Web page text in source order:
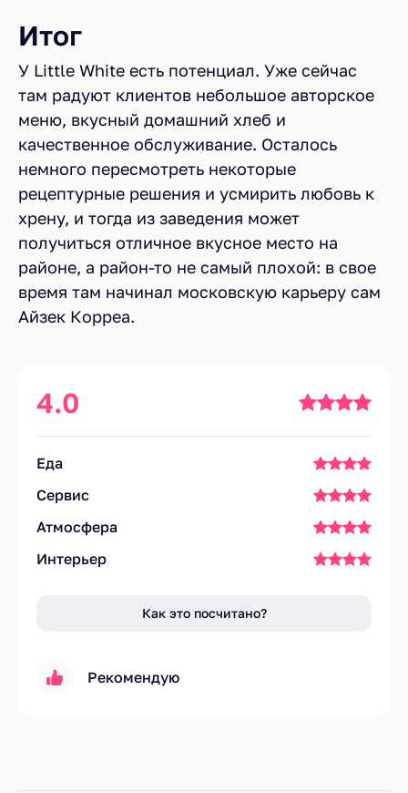
Итог
У Little White есть потенциал. Уже сейчас
там радуют клиентов небольшое авторское
меню, вкусный домашний хлеб и
качественное обслуживание. Осталось
немного пересмотреть некоторые
рецептурные решения и усмирить любовь к
хрену, и тогда из заведения может
получиться отличное вкусное место на
районе, а район-то не самый плохой: в свое
время там начинал московскую карьеру сам
Айзек Корреа.
4.0
Еда
Сервис
Атмосфера
Интерьер
Как это посчитано?
Рекомендую